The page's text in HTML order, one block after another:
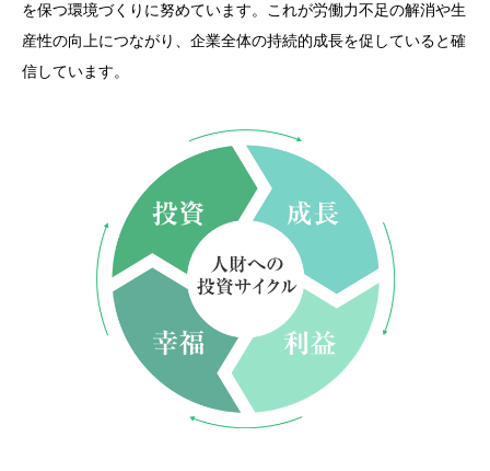
を保つ環境づくりに努めています。これが労働力不足の解消や生
産性の向上につながり、企業全体の持続的成長を促していると確
信しています。